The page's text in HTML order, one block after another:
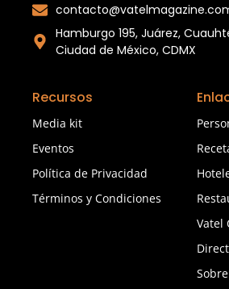
Hamburgo 195, Juárez,
Ciudad de México, CDMX
Recursos
Media kit
Eventos
Política de Privacidad
Términos y Condiciones
Vatel